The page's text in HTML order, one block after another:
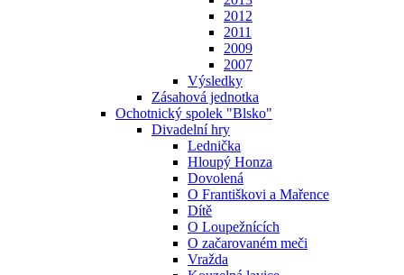
2012
2011
2009
2007
Výsledky
Zásahová jednotka
Ochotnický spolek "Blsko"
Divadelní hry
Lednička
Hloupý Honza
Dovolená
O Františkovi a Mařence
Dítě
O Loupežnících
O začarovaném meči
Vražda